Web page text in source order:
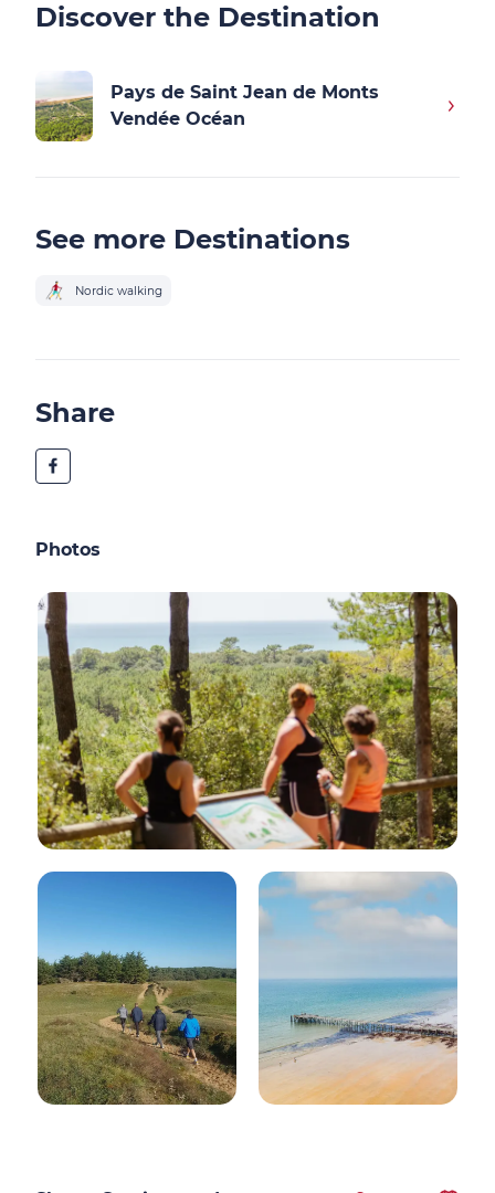
Discover the Destination
Pays de Saint Jean de Monts
Vendée Océan
See more Destinations
Nordic walking
Share
Photos